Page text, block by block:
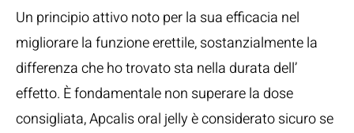
Un principio attivo noto per la sua efficacia nel
migliorare la funzione erettile, sostanzialmente la
differenza che ho trovato sta nella durata dell’
effetto. È fondamentale non superare la dose
consigliata, Apcalis oral jelly è considerato sicuro se